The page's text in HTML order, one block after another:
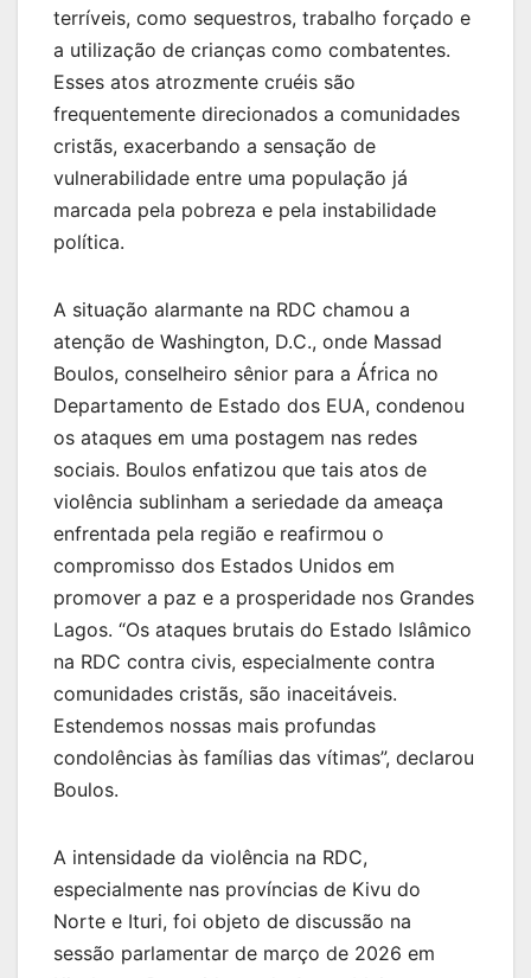
terríveis, como sequestros, trabalho forçado e
a utilização de crianças como combatentes.
Esses atos atrozmente cruéis são
frequentemente direcionados a comunidades
cristãs, exacerbando a sensação de
vulnerabilidade entre uma população já
marcada pela pobreza e pela instabilidade
política.
A situação alarmante na RDC chamou a
atenção de Washington, D.C., onde Massad
Boulos, conselheiro sênior para a África no
Departamento de Estado dos EUA, condenou
os ataques em uma postagem nas redes
sociais. Boulos enfatizou que tais atos de
violência sublinham a seriedade da ameaça
enfrentada pela região e reafirmou o
compromisso dos Estados Unidos em
promover a paz e a prosperidade nos Grandes
Lagos. “Os ataques brutais do Estado Islâmico
na RDC contra civis, especialmente contra
comunidades cristãs, são inaceitáveis.
Estendemos nossas mais profundas
condolências às famílias das vítimas”, declarou
Boulos.
A intensidade da violência na RDC,
especialmente nas províncias de Kivu do
Norte e Ituri, foi objeto de discussão na
sessão parlamentar de março de 2026 em